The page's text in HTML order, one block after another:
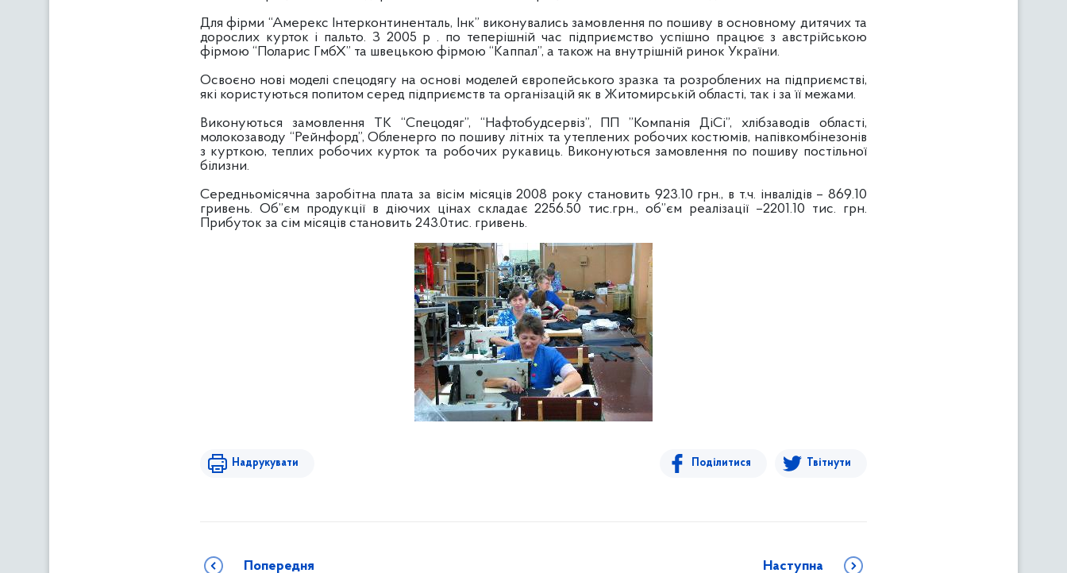
Для фірми “Амерекс Інтерконтиненталь, Інк” виконувались замовлення по пошиву в основному дитячих та
дорослих курток і пальто. З 2005 р . по теперішній час підприємство успішно працює з австрійською
фірмою “Поларис ГмбХ” та швецькою фірмою “Каппал”, а також на внутрішній ринок України.
Освоєно нові моделі спецодягу на основі моделей європейського зразка та розроблених на підприємстві,
які користуються попитом серед підприємств та організацій як в Житомирській області, так і за її межами.
Виконуються замовлення ТК “Спецодяг”, “Нафтобудсервіз”, ПП ”Компанія ДіСі”, хлібзаводів області,
молокозаводу “Рейнфорд”, Обленерго по пошиву літніх та утеплених робочих костюмів, напівкомбінезонів
з курткою, теплих робочих курток та робочих рукавиць. Виконуються замовлення по пошиву постільної
білизни.
Середньомісячна заробітна плата за вісім місяців 2008 року становить 923.10 грн., в т.ч. інвалідів – 869.10
гривень. Об”єм продукції в діючих цінах складає 2256.50 тис.грн., об”єм реалізації –2201.10 тис. грн.
Прибуток за сім місяців становить 243.0тис. гривень.
Надрукувати Поділитися Твітнути
Попередня Наступна